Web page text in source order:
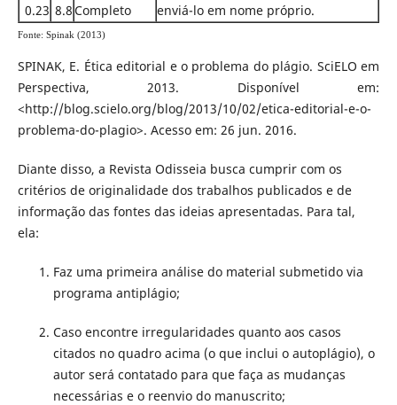
0.23 8.8Completo
enviá-lo em nome próprio.
Fonte: Spinak (2013)
SPINAK, E. Ética editorial e o problema do plágio. SciELO em
Perspectiva, 2013. Disponível em:
<http://blog.scielo.org/blog/2013/10/02/etica-editorial-e-o-
problema-do-plagio>. Acesso em: 26 jun. 2016.
Diante disso, a Revista Odisseia busca cumprir com os
critérios de originalidade dos trabalhos publicados e de
informação das fontes das ideias apresentadas. Para tal,
ela:
Faz uma primeira análise do material submetido via
programa antiplágio;
Caso encontre irregularidades quanto aos casos
citados no quadro acima (o que inclui o autoplágio), o
autor será contatado para que faça as mudanças
necessárias e o reenvio do manuscrito;